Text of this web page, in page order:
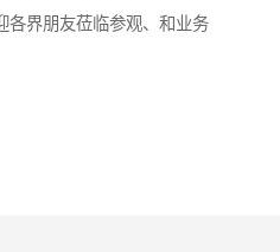
各界朋友莅临参观、和业务